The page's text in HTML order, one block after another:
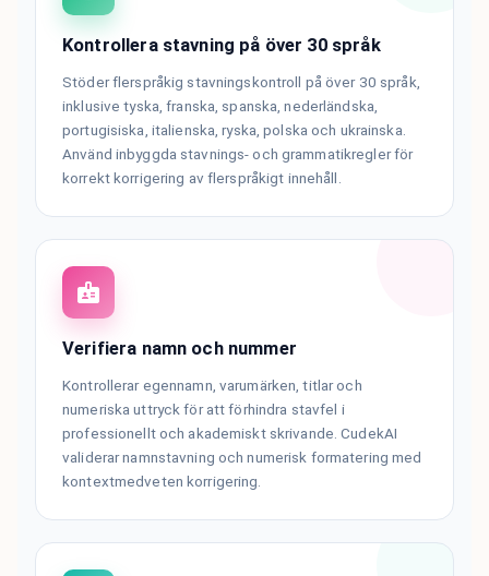
Kontrollera stavning på över 30 språk
Stöder flerspråkig stavningskontroll på över 30 språk,
inklusive tyska, franska, spanska, nederländska,
portugisiska, italienska, ryska, polska och ukrainska.
Använd inbyggda stavnings- och grammatikregler för
korrekt korrigering av flerspråkigt innehåll.
Verifiera namn och nummer
Kontrollerar egennamn, varumärken, titlar och
numeriska uttryck för att förhindra stavfel i
professionellt och akademiskt skrivande. CudekAI
validerar namnstavning och numerisk formatering med
kontextmedveten korrigering.